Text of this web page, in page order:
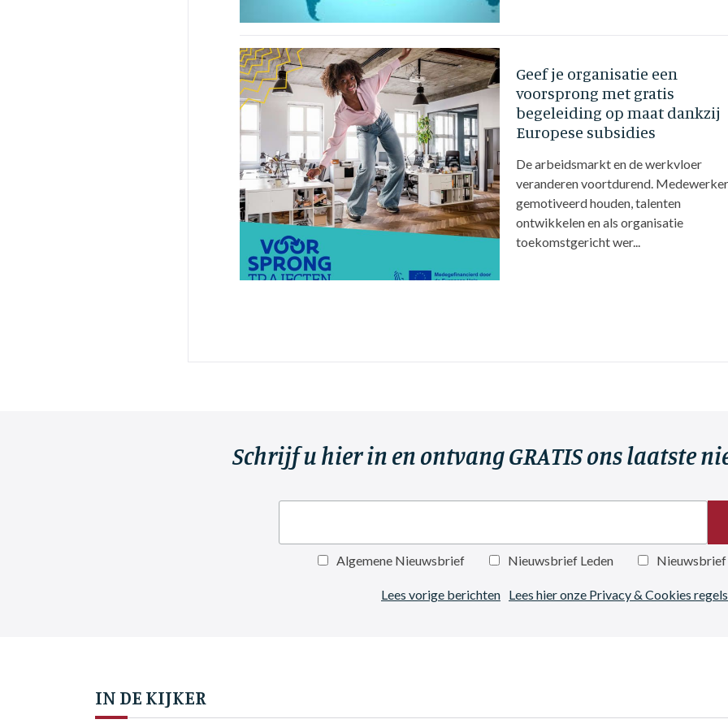
Geef je organisatie een
voorsprong met gratis
begeleiding op maat dankzij
Europese subsidies
De arbeidsmarkt en de werkvloer
veranderen voortdurend.
gemotiveerd houden, talenten
ontwikkelen en als organisatie
toekomstgericht wer...
Schrijf u hier in en ontvang GRATIS ons laatste
Algemene Nieuwsbrief Nieuwsbrief Leden
Lees vorige berichten Lees hier onze Privacy & Cookies regels
IN DE KIJKER